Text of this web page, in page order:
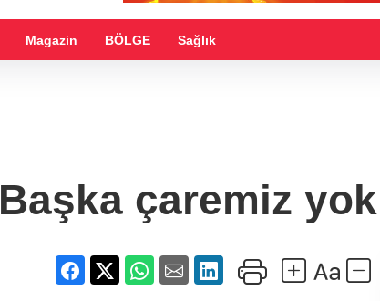
Magazin BÖLGE Sağlık
Başka çaremiz yok